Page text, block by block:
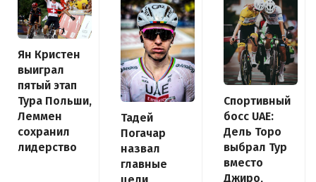
Ян Кристен
выиграл
пятый этап
Тура Польши,
Леммен
сохранил
лидерство
Тадей
Погачар
назвал
главные
Спортивный
босс UAE:
Дель Торо
выбрал Тур
вместо
Джиро,